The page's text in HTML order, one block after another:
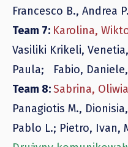
Francesco B., Andrea P.
Team 7: Karolina,
Vasiliki Krikeli, Venetia,
Paula;
Fabio,
Team 8:Sabrina,
Panagiotis M., Dionisia,
Pablo L.; Pietro, Ivan,